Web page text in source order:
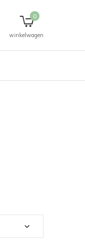
winkelwagen
0